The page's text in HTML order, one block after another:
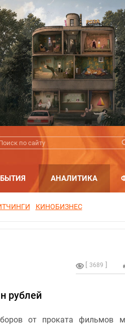
АНАЛИТИКА
КИНОБИЗНЕС
3689
рублей
от проката фильмов